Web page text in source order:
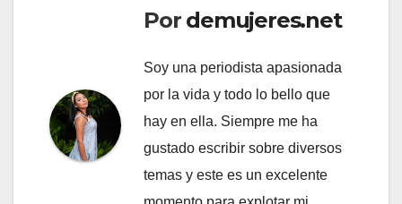
Por demujeres.net
Soy una periodista apasionada
por la vida y todo lo bello que
hay en ella. Siempre me ha
gustado escribir sobre diversos
temas y este es un excelente